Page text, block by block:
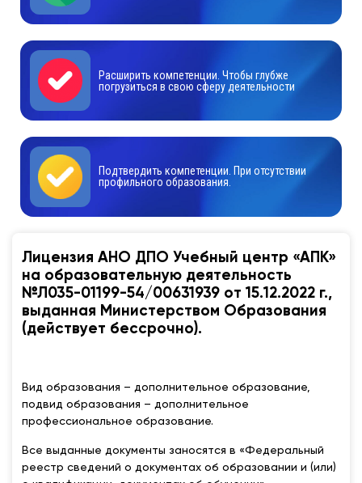
Расширить компетенции. Чтобы глубже
погрузиться в свою сферу деятельности
Подтвердить компетенции. При отсутствии
профильного образования.
Лицензия АНО ДПО Учебный центр «АПК»
на образовательную деятельность
№Л035-01199-54/00631939 от 15.12.2022 г.,
выданная Министерством Образования
(действует бессрочно).
Вид образования – дополнительное образование,
подвид образования – дополнительное
профессиональное образование.
Все выданные документы заносятся в «Федеральный
реестр сведений о документах об образовании и (или)